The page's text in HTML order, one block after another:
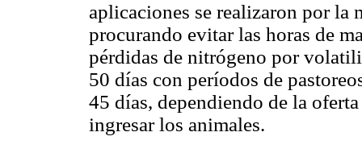
aplicaciones se realizaron por la
procurando evitar las horas de
pérdidas de nitrógeno por
50 días con períodos de
45 días, dependiendo de la
ingresar los animales.